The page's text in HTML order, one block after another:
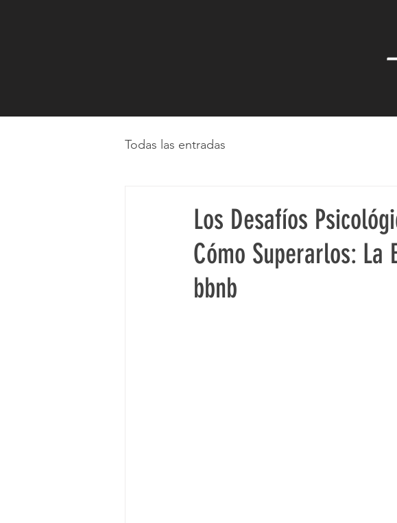
Todas las entradas
Los Desafíos
Cómo Superarlos: La
bbnb